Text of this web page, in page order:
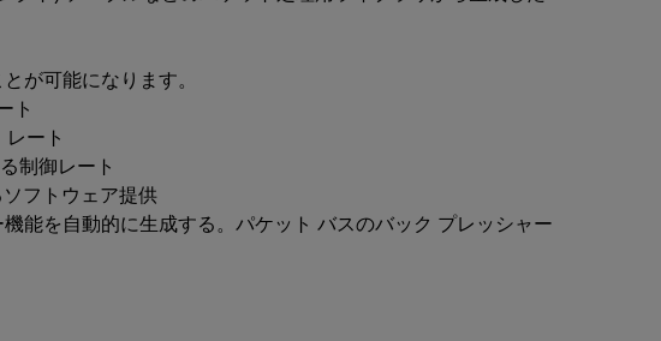
が可能になります。
ト
ート
制御レート
フトウェア提供
能を自動的に生成する。パケット バスのバック プレッシャー